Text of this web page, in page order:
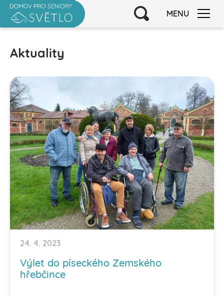
MENU
Aktuality
24. 4. 2023
Výlet do píseckého Zemského
hřebčince